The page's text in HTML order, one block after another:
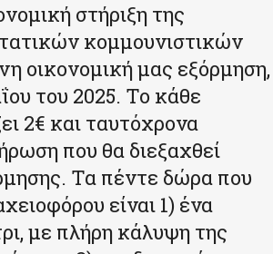
στήριξη της
κομμουνιστικών
οικονομική μας εξόρμηση,
του 2025. Το κάθε
2€ και ταυτόχρονα
που θα διεξαχθεί
Τα πέντε δώρα που
είναι 1) ένα
με πλήρη κάλυψη της